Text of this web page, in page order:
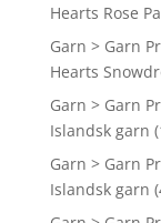
Hearts Rose
Garn > Garn
Hearts
Garn > Garn
Islandsk garn
Garn > Garn
Islandsk garn